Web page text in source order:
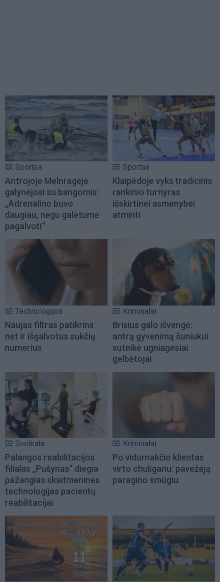
Sportas
Antrojoje Melnragėje
galynėjosi su bangomis:
„Adrenalino buvo
daugiau, negu galėtume
pagalvoti“
Sportas
Klaipėdoje vyks tradicinis
rankinio turnyras
išskirtinei asmenybei
atminti
Technologijos
Naujas filtras patikrins
net ir išgalvotus sukčių
numerius
Kriminalai
Brisius galo išvengė:
antrą gyvenimą šuniukui
suteikė ugniagesiai
gelbėtojai
Sveikata
Palangos reabilitacijos
filialas „Pušynas“ diegia
pažangias skaitmenines
technologijas pacientų
reabilitacijai
Kriminalai
Po vidurnakčio klientas
virto chuliganu: pavežėją
paragino smūgiu